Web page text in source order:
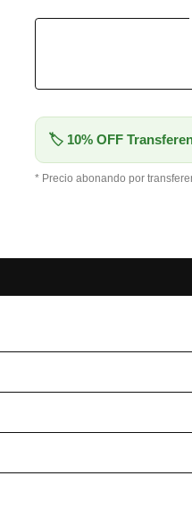
🏷 10% OFF
* Precio abonando por